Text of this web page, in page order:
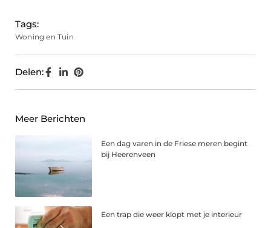
Tags:
Woning en Tuin
Delen:
Meer Berichten
Een dag varen in de Friese meren begint
bij Heerenveen
Een trap die weer klopt met je interieur